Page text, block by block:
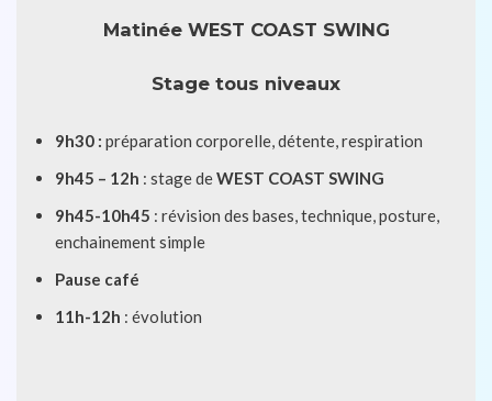
Matinée WEST COAST SWING
Stage tous niveaux
9h30 : préparation corporelle, détente, respiration
9h45 – 12h : stage deWEST COAST SWING
9h45-10h45 : révision des bases, technique, posture,
enchainement simple
Pause café
11h-12h : évolution